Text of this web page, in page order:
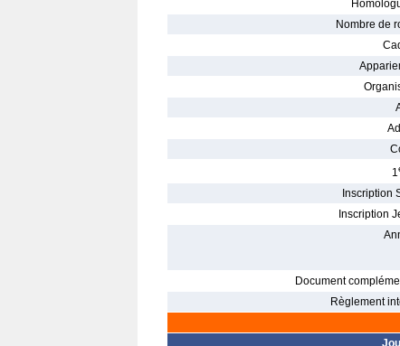
Nombre de
1
Inscription
Inscription
Document
Règlement